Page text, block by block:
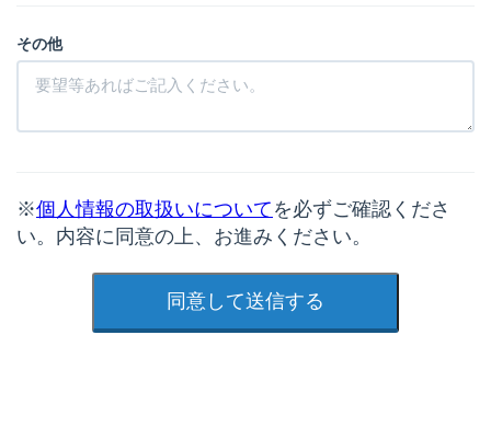
その他
※個人情報の取扱いについて を必ずご確認くださ
い。内容に同意の上、お進みください。
同意して送信する